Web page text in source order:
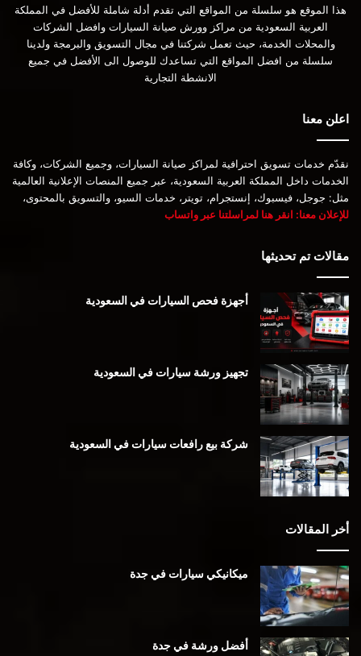
هذا الموقع هو سلسلة من المواقع التي تقدم أدلة شاملة للأفضل في المملكة
العربية السعودية من مراكز وورش صيانة السيارات وافضل الشركات
والمحلات الخدمة، حيث تعمل شركتنا في مجال التسويق والبرمجة ولدينا
سلسلة من افضل المواقع التي تساعدك للوصول الى الأفضل في جميع
الانشطة التجارية
اعلن معنا
نقدّم خدمات تسويق احترافية لمراكز صيانة السيارات، وجميع الشركات، وكافة
الخدمات داخل المملكة العربية السعودية، عبر جميع المنصات الإعلانية العالمية
مثل: جوجل، فيسبوك، إنستجرام، تويتر، خدمات السيو، والتسويق بالمحتوى،
للإعلان معنا: انقر هنا لمراسلتنا عبر واتساب
مقالات تم تحديثها
أجهزة فحص السيارات في السعودية
تجهيز ورشة سيارات في السعودية
شركة بيع رافعات سيارات في السعودية
أخر المقالات
ميكانيكي سيارات في جدة
أفضل ورشة في جدة